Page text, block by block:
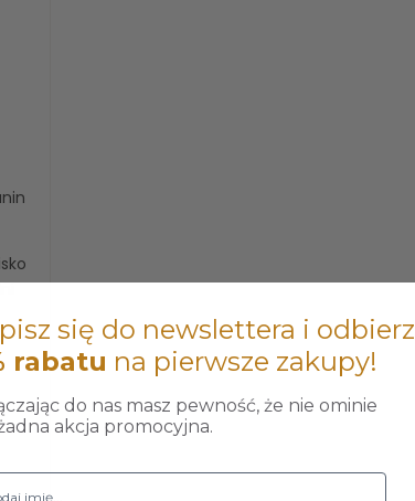
się do newslettera i odbierz
rabatu na pierwsze zakupy!
do nas masz pewność, że nie ominie
akcja promocyjna.